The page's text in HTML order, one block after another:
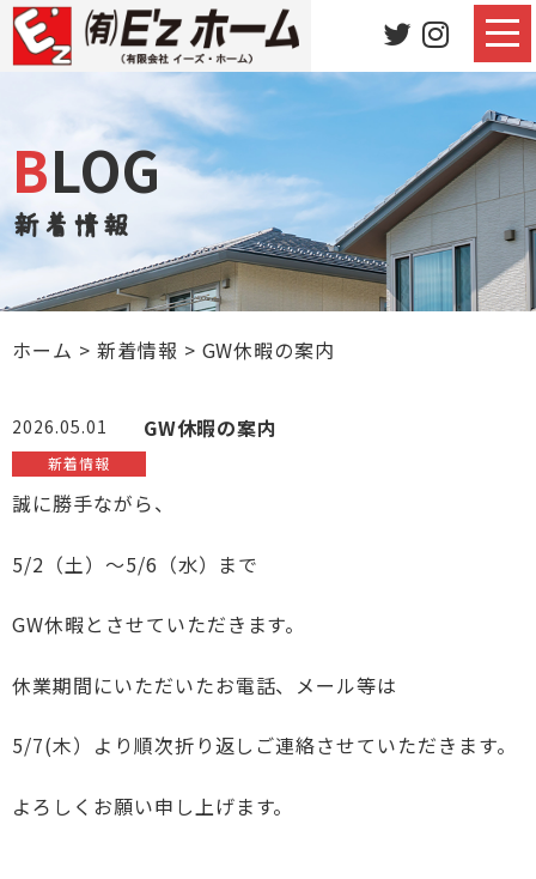
BLOG
新着情報
ホーム > 新着情報 > GW休暇の案内
2026.05.01 GW休暇の案内
新着情報
誠に勝手ながら、
5/2（土）～5/6（水）まで
GW休暇とさせていただきます。
休業期間にいただいたお電話、メール等は
5/7(木）より順次折り返しご連絡させていただきます。
よろしくお願い申し上げます。